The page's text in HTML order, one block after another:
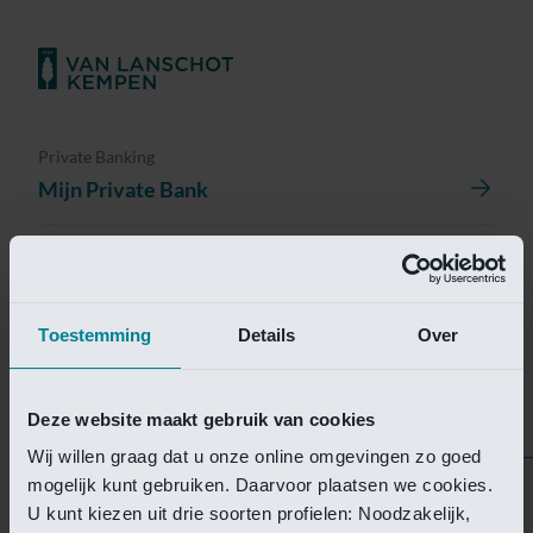
Toestemming Details Over
Deze website maakt gebruik van cookies
Wij willen graag dat u onze online omgevingen zo goed
mogelijk kunt gebruiken. Daarvoor plaatsen we cookies.
U kunt kiezen uit drie soorten profielen: Noodzakelijk,
Private Banking
Mijn Private Bank
Helaas is deze pagina